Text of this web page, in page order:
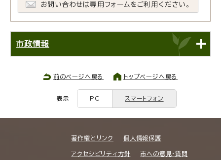
お問い合わせは専用フォームをご利用ください。
市政情報
前のページへ戻る トップページへ戻る
表示 PC スマートフォン
著作権とリンク 個人情報保護
アクセシビリティ方針 市への意見・質問